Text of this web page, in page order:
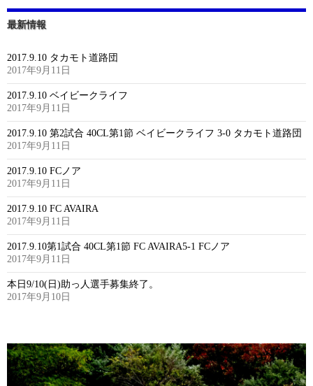
最新情報
2017.9.10 タカモト道路団
2017年9月11日
2017.9.10 ベイビークライフ
2017年9月11日
2017.9.10 第2試合 40CL第1節 ベイビークライフ 3-0 タカモト道路団
2017年9月11日
2017.9.10 FCノア
2017年9月11日
2017.9.10 FC AVAIRA
2017年9月11日
2017.9.10第1試合 40CL第1節 FC AVAIRA5-1 FCノア
2017年9月11日
本日9/10(日)助っ人選手募集終了。
2017年9月10日